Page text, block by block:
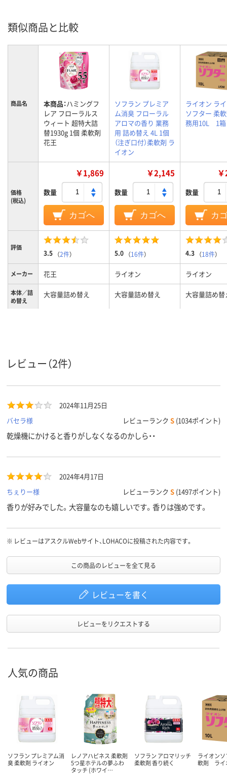
類似商品と比較
商品名 本商品：ハミングフ
レア フローラルス
ウィート 超特大詰
替1930g 1個 柔軟剤
花王
ソフラン プレミア
ム消臭 フローラル
アロマの香り 業務
用 詰め替え 4L 1個
（注ぎ口付）柔軟剤 ラ
イオン
ライオン ラ
ソフター 柔
務用10L 1箱
価格
(税込)
￥1,869
数量
カゴへ
￥2,145
数量
カゴへ
数量
カ
評価
3.5 （2件） 5.0 （16件） 4.3 （18件）
メーカー 花王 ライオン ライオン
本体／詰
め替え
大容量詰め替え 大容量詰め替え 大容量詰め替
レビュー（2件）
2024年11月25日
バセラ様
レビューランク S (1034ポイント)
乾燥機にかけると香りがしなくなるのかしら・・
2024年4月17日
ちぇりー様
レビューランク S (1497ポイント)
香りが好みでした。大容量なのも嬉しいです。香りは強めです。
※ レビューはアスクルWebサイト、LOHACOに投稿された内容です。
この商品のレビューを全て見る
レビューを書く
レビューをリクエストする
人気の商品
ソフラン プレミアム消
臭 柔軟剤 ライオン
レノアハピネス 柔軟剤
5つ星ホテルの夢ふわ
タッチ (ホワイ…
ソフラン アロマリッチ
柔軟剤 香り続く
ライオン
軟剤 ライ